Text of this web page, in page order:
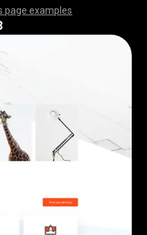
page examples
,,,,,,,,,,,,,,,,,,
,,,,,,,,,,,,,,,,,,
,,,,,,,,,,,,,,,,,,
,,,,,,,,,,,,,,,,,,
,,,,,,,,,,,,,,,,,,
,,,,,,,,,,,,,,,,,,
,,,,,,,,,,,,,,,,,,
,,,